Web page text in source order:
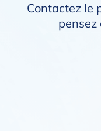
Contactez le
pensez